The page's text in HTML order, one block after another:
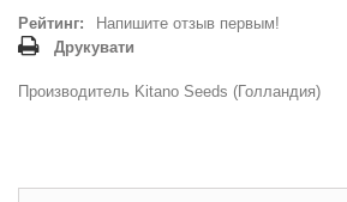
Рейтинг:
Напишите отзыв первым!
Друкувати
Производитель Kitano Seeds (Голландия)